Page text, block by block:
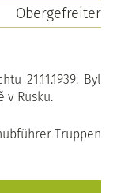
Obergefreiter
21.11.1939. Byl
v Rusku.
Truppen